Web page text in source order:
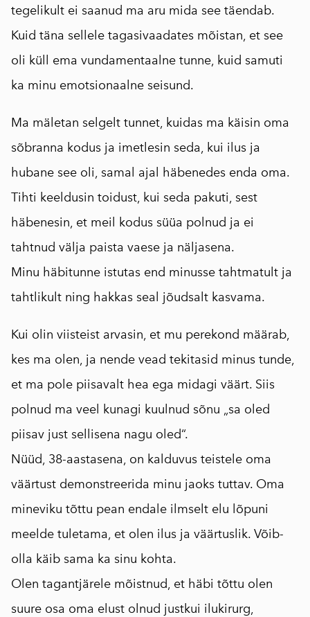
tegelikult ei saanud ma aru mida see täendab.
Kuid täna sellele tagasivaadates mõistan, et see
oli küll ema vundamentaalne tunne, kuid samuti
ka minu emotsionaalne seisund.
Ma mäletan selgelt tunnet, kuidas ma käisin oma
sõbranna kodus ja imetlesin seda, kui ilus ja
hubane see oli, samal ajal häbenedes enda oma.
Tihti keeldusin toidust, kui seda pakuti, sest
häbenesin, et meil kodus süüa polnud ja ei
tahtnud välja paista vaese ja näljasena.
Minu häbitunne istutas end minusse tahtmatult ja
tahtlikult ning hakkas seal jõudsalt kasvama.
Kui olin viisteist arvasin, et mu perekond määrab,
kes ma olen, ja nende vead tekitasid minus tunde,
et ma pole piisavalt hea ega midagi väärt. Siis
polnud ma veel kunagi kuulnud sõnu „sa oled
piisav just sellisena nagu oled“.
Nüüd, 38-aastasena, on kalduvus teistele oma
väärtust demonstreerida minu jaoks tuttav. Oma
mineviku tõttu pean endale ilmselt elu lõpuni
meelde tuletama, et olen ilus ja väärtuslik. Võib-
olla käib sama ka sinu kohta.
Olen tagantjärele mõistnud, et häbi tõttu olen
suure osa oma elust olnud justkui ilukirurg,